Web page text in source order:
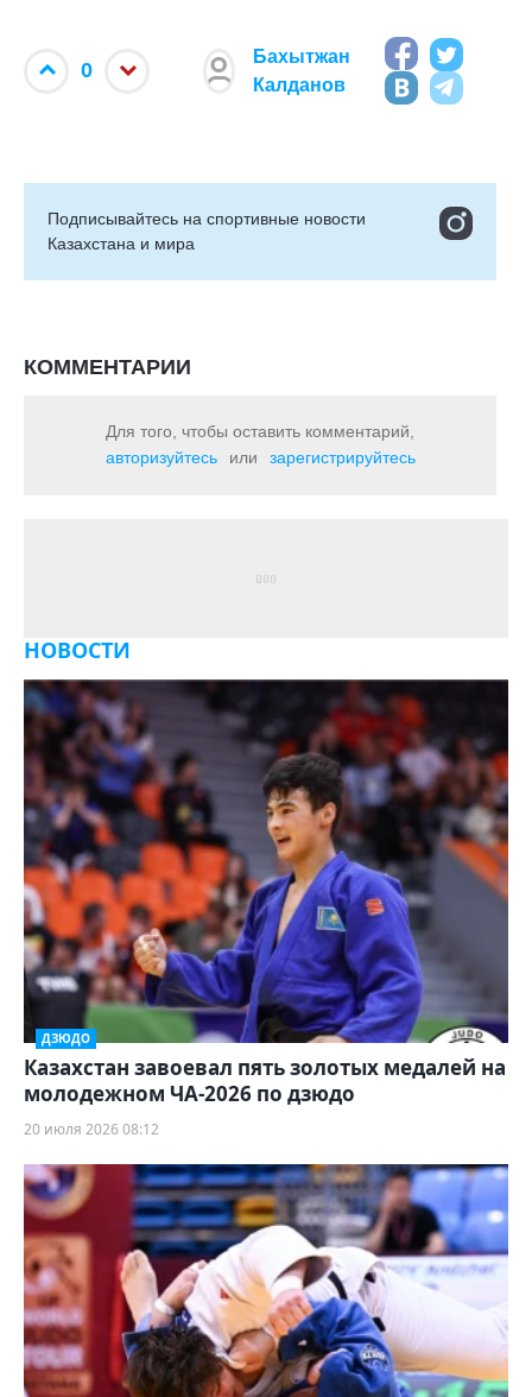
0
Бахытжан
Калданов
Подписывайтесь на cпортивные новости
Казахстана и мира
КОММЕНТАРИИ
Для того, чтобы оставить комментарий,
авторизуйтесь
или зарегистрируйтесь
НОВОСТИ
ДЗЮДО
Казахстан завоевал пять золотых медалей на
молодежном ЧА-2026 по дзюдо
20 июля 2026 08:12